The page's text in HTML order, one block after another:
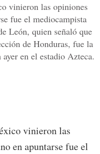
vinieron las opiniones
fue el mediocampista
León, quien señaló que
de Honduras, fue la
en el estadio Azteca.
vinieron las
en apuntarse fue el